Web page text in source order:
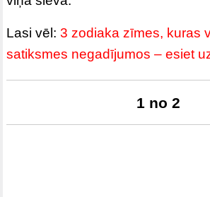
Lasi vēl:3 zodiaka zīmes, kuras
satiksmes negadījumos – esiet
1 no 2